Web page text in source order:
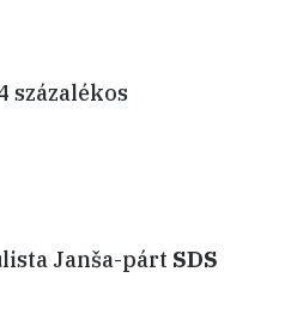
százalékos
Janša-párt SDS